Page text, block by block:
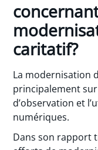
caritatif?
La modernisation
principalement
d’observation et
numériques.
Dans son rapport